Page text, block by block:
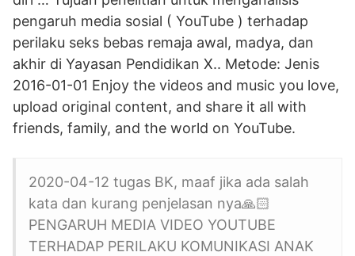
pengaruh media sosial ( YouTube ) terhadap
perilaku seks bebas remaja awal, madya, dan
akhir di Yayasan Pendidikan X.. Metode: Jenis
2016-01-01 Enjoy the videos and music you love,
upload original content, and share it all with
friends, family, and the world on YouTube.
2020-04-12 tugas BK, maaf jika ada salah
kata dan kurang penjelasan nya🙏🏻
PENGARUH MEDIA VIDEO YOUTUBE
TERHADAP PERILAKU KOMUNIKASI ANAK